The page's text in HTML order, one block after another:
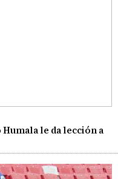
le da lección a